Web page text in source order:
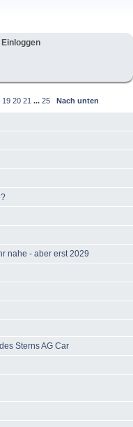
Einloggen
19 20 21 ...25 Nach unten
nahe - aber erst 2029
Sterns AG Car